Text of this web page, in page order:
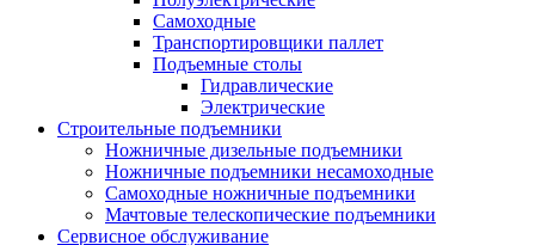
Самоходные
Транспортировщики паллет
Подъемные столы
Гидравлические
Электрические
Строительные подъемники
Ножничные дизельные подъемники
Ножничные подъемники несамоходные
Самоходные ножничные подъемники
Мачтовые телескопические подъемники
Сервисное обслуживание